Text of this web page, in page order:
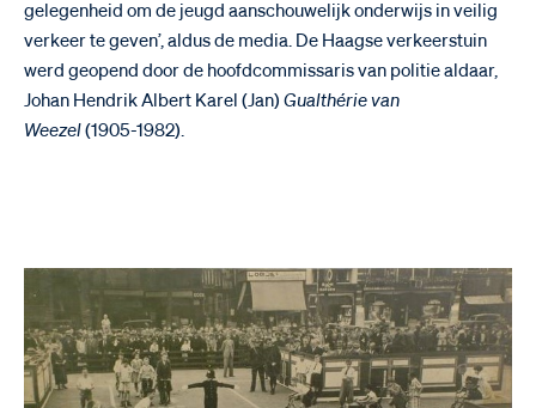
gelegenheid om de jeugd aanschouwelijk onderwijs in veilig
verkeer te geven’, aldus de media. De Haagse verkeerstuin
werd geopend door de hoofdcommissaris van politie aldaar,
Johan Hendrik Albert Karel (Jan) Gualthérie van
Weezel (1905-1982).